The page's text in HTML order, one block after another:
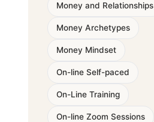
Money and Relationships
Money Archetypes
Money Mindset
On-line Self-paced
On-Line Training
On-line Zoom Sessions